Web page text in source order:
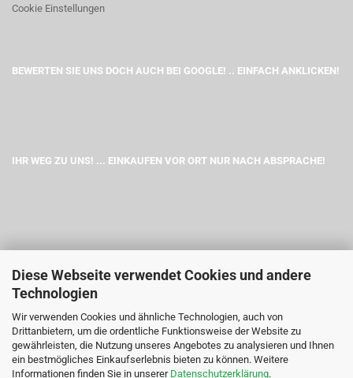
Diese Webseite verwendet Cookies und andere
Technologien
Wir verwenden Cookies und ähnliche Technologien, auch von
Drittanbietern, um die ordentliche Funktionsweise der Website zu
gewährleisten, die Nutzung unseres Angebotes zu analysieren und Ihnen
ein bestmögliches Einkaufserlebnis bieten zu können. Weitere
Informationen finden Sie in unserer Datenschutzerklärung.
Cookie Einstellungen
BEWERTEN SIE UNS DOCH AUCH BEI GOOGLE! .. EINFACH ANKLICKEN!
IHR WEG ZU UNS! ... EINKAUFEN VOR ORT NUR NACH ABSPRACHE!